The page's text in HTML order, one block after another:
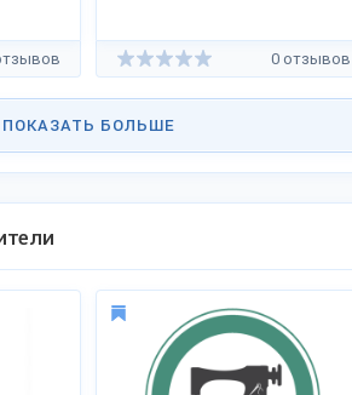
0 отзывов
ПОКАЗАТЬ БОЛЬШЕ